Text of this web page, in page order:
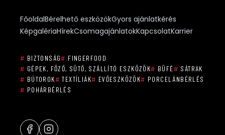
FőoldalBérelhető eszközökGyors ajánlatkérés
KépgalériaHírekCsomagajánlatokKapcsolatKarrier
# BIZTONSÁG# FINGERFOOD
# GÉPEK, FŐZŐ, SÜTŐ, SZÁLLÍTÓ ESZKÖZÖK# BÜFÉ# SÁTRAK
# BÚTOROK# TEXTÍLIÁK# EVŐESZKÖZÖK# PORCELÁNBÉRLÉS
# POHÁRBÉRLÉS